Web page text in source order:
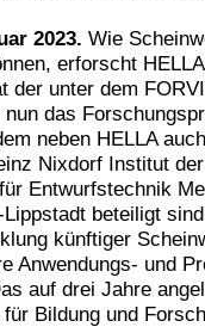
2023. Wie
erforscht
der unter dem
das
neben HELLA
Nixdorf Institut
Entwurfstechnik
beteiligt
künftiger
Anwendungs- und
auf drei Jahre
Bildung und